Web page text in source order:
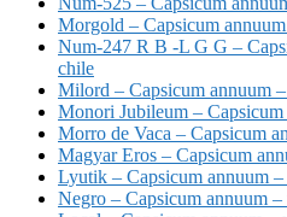
Morgold – Capsicum
Num-247 R B -L G G –
chile
Milord – Capsicum annuum
Monori Jubileum –
Morro de Vaca – Capsicum
Magyar Eros – Capsicum
Lyutik – Capsicum annuum
Negro – Capsicum annuum